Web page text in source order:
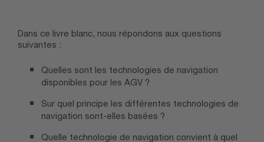
Dans ce livre blanc, nous répondons aux questions
suivantes :
Quelles sont les technologies de navigation
disponibles pour les AGV ?
Sur quel principe les différentes technologies de
navigation sont-elles basées ?
Quelle technologie de navigation convient à quel